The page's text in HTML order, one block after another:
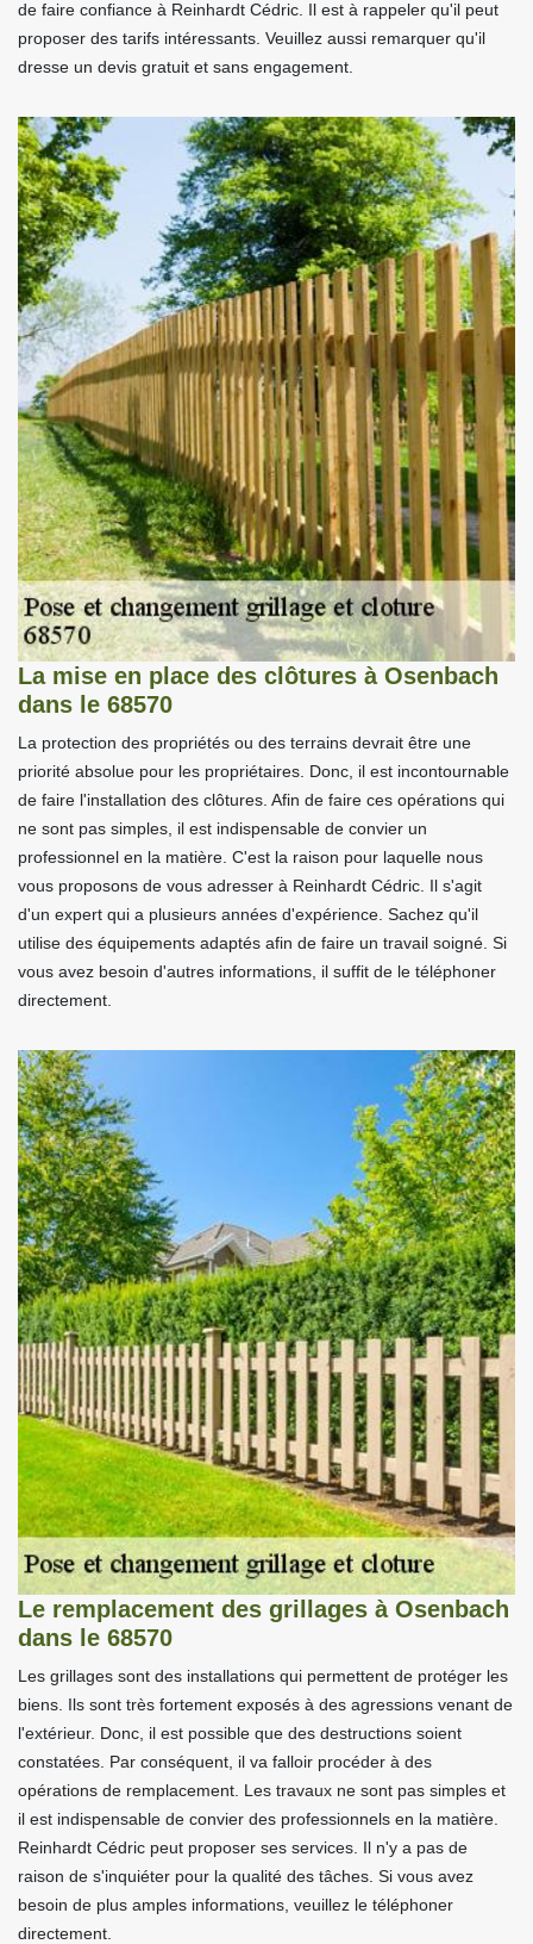
de faire confiance à Reinhardt Cédric. Il est à rappeler qu'il peut
proposer des tarifs intéressants. Veuillez aussi remarquer qu'il
dresse un devis gratuit et sans engagement.
La mise en place des clôtures à Osenbach
dans le 68570
La protection des propriétés ou des terrains devrait être une
priorité absolue pour les propriétaires. Donc, il est incontournable
de faire l'installation des clôtures. Afin de faire ces opérations qui
ne sont pas simples, il est indispensable de convier un
professionnel en la matière. C'est la raison pour laquelle nous
vous proposons de vous adresser à Reinhardt Cédric. Il s'agit
d'un expert qui a plusieurs années d'expérience. Sachez qu'il
utilise des équipements adaptés afin de faire un travail soigné. Si
vous avez besoin d'autres informations, il suffit de le téléphoner
directement.
Le remplacement des grillages à Osenbach
dans le 68570
Les grillages sont des installations qui permettent de protéger les
biens. Ils sont très fortement exposés à des agressions venant de
l'extérieur. Donc, il est possible que des destructions soient
constatées. Par conséquent, il va falloir procéder à des
opérations de remplacement. Les travaux ne sont pas simples et
il est indispensable de convier des professionnels en la matière.
Reinhardt Cédric peut proposer ses services. Il n'y a pas de
raison de s'inquiéter pour la qualité des tâches. Si vous avez
besoin de plus amples informations, veuillez le téléphoner
directement.